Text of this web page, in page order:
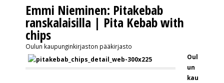
Emmi Nieminen: Pitakebab
ranskalaisilla | Pita Kebab with
chips
Oulun kaupunginkirjaston pääkirjasto
Oul
un
kau